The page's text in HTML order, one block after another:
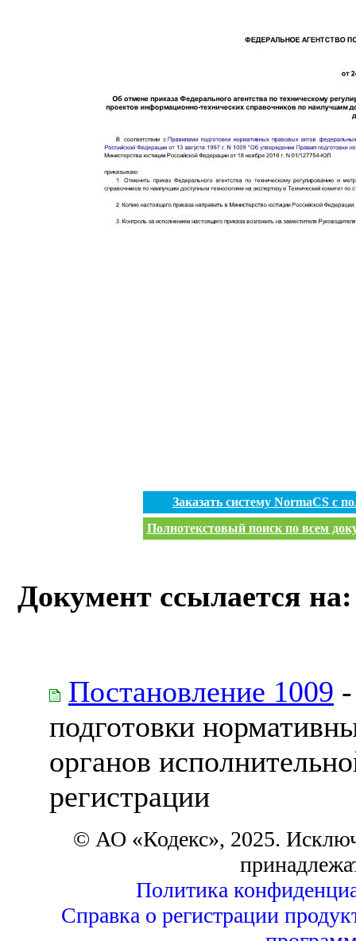
Заказать систему NormaCS с
Полнотекстовый поиск по всем
Документ ссылается на:
Постановление 1009
подготовки
органов
регистрации
© АО «Кодекс», 2025.
Политика
Справка о регистрации